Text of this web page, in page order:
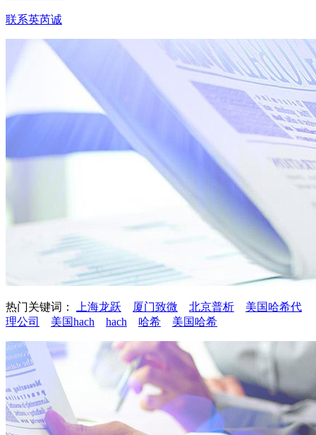
联系英芮诚
热门关键词： 上海龙跃 厦门致微 北京普析
美国哈希代
理公司
美国hach hach 哈希 美国哈希